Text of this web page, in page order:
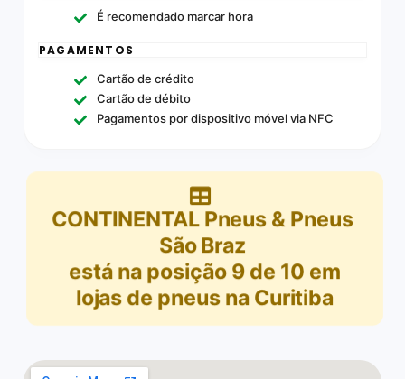
É recomendado marcar hora
PAGAMENTOS
Cartão de crédito
Cartão de débito
Pagamentos por dispositivo móvel via NFC
CONTINENTAL Pneus & Pneus
São Braz
está na posição 9 de 10 em
lojas de pneus na Curitiba